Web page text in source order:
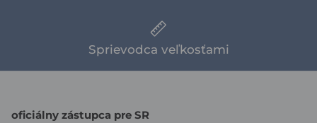
Sprievodca veľkosťami
oficiálny zástupca pre SR